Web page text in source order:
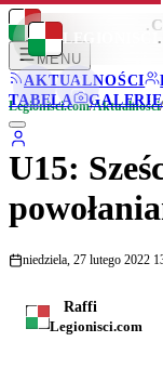
LEGIONISCI
MENU
AKTUALNOŚCI
TABELA
GALERIE
LEGIONISCI
Legionisci.com/Aktualności/
U15:
niedziela, 27 lutego 2022
Raffi
Legionisci.com